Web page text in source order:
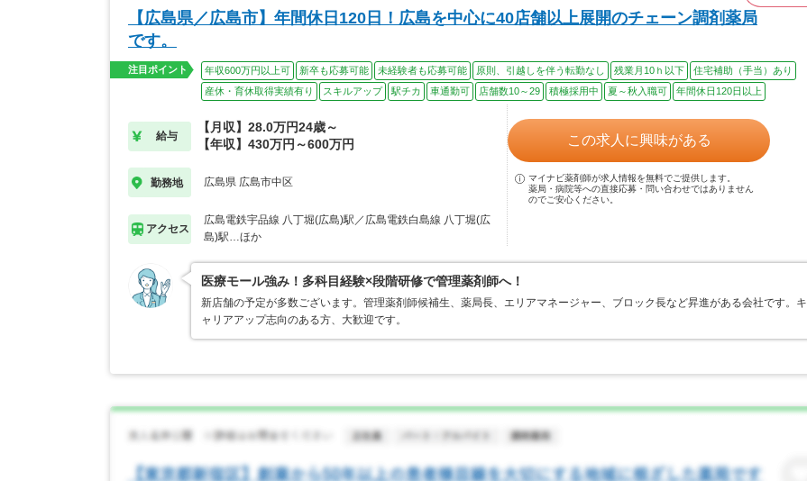
【広島県／広島市】年間休日120日！広島を中心に40店舗以上展開のチェーン調剤薬局
です。
注目ポイント 年収600万円以上可 新卒も応募可能 未経験者も応募可能 原則、引越しを伴う転勤なし 残業月10ｈ以下
住宅補助（手当）あり
産休・育休取得実績有り
スキルアップ 駅チカ 車通勤可 店舗数10～29 積極採用中 夏～秋入職可 年間休日120日以上
給与
【月収】28.0万円24歳～
【年収】430万円～600万円
勤務地 広島県 広島市中区
アクセス
広島電鉄宇品線 八丁堀(広島)駅／広島電鉄白島線 八丁堀(広
島)駅…ほか
この求人に興味がある
マイナビ薬剤師が求人情報を無料でご提供します。
薬局・病院等への直接応募・問い合わせではありません
のでご安心ください。
医療モール強み！多科目経験×段階研修で管理薬剤師へ！
新店舗の予定が多数ございます。管理薬剤師候補生、薬局長、エリアマネージャー、ブロック長など昇進がある会社です。キ
ャリアアップ志向のある方、大歓迎です。